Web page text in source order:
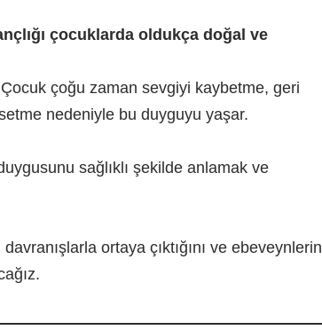
çocuklarda oldukça doğal ve
çoğu zaman sevgiyi kaybetme, geri
nedeniyle bu duyguyu yaşar.
sağlıklı şekilde anlamak ve
ortaya çıktığını ve ebeveynlerin